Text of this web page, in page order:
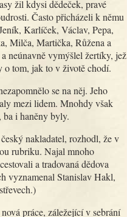
Často přicházeli k němu
Karlíček, Václav, Pepa,
Milča, Martička, Růžena a
neúnavně vymýšlel žertíky, jež
tom, jak to v životě chodí.
mezi lidem. Mnohdy však
ba i haněny byly.
rubriku. Najal mnoho
a tradovaná dědova
vyznamenal Stanislav Hakl,